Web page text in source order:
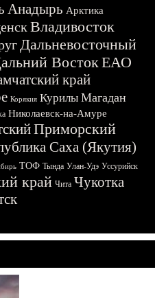
Анадырь Арктика
Владивосток
Дальневосточный
ВостокЕАО
край
Корякия Курилы Магадан
Николаевск-на-Амуре
Приморский
Саха (Якутия)
ТОФ Тында Улан-Удэ Уссурийск
край Чита Чукотка